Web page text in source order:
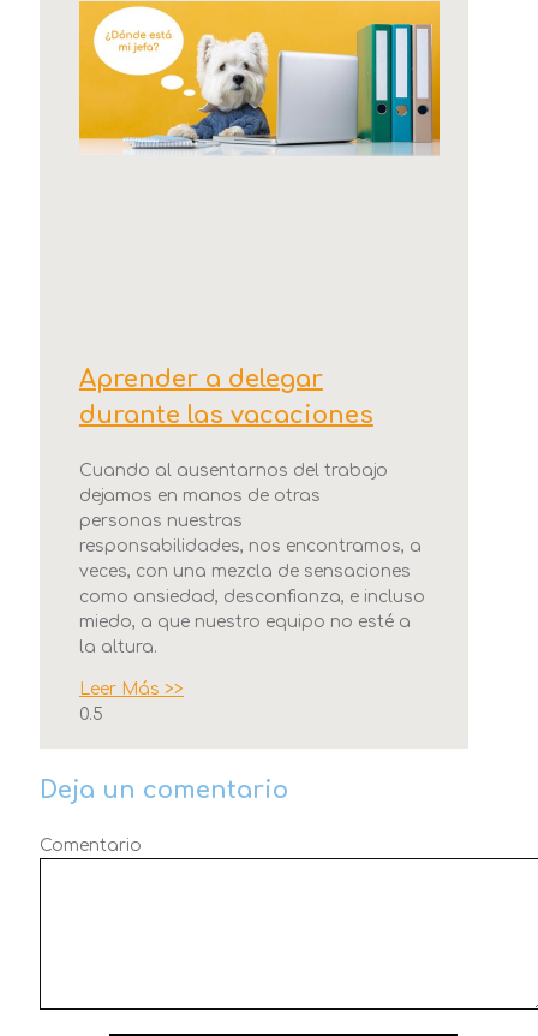
Aprender a delegar
durante las vacaciones
Cuando al ausentarnos del trabajo
dejamos en manos de otras
personas nuestras
responsabilidades, nos encontramos, a
veces, con una mezcla de sensaciones
como ansiedad, desconfianza, e incluso
miedo, a que nuestro equipo no esté a
la altura.
Leer Más >>
Deja un comentario
Comentario